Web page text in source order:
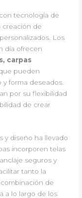
tecnología de
creación de
Los
día ofrecen
carpas
pueden
forma deseados.
por su flexibilidad
de crear
y diseño ha llevado
incorporen telas
seguros y
tanto la
de
a lo largo de los